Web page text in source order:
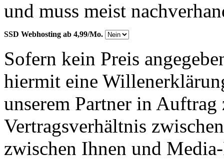
und muss meist
SSD Webhosting ab 4,99/Mo.
Sofern kein Preis
hiermit eine
unserem Partner in
Vertragsverhältnis
zwischen Ihnen und